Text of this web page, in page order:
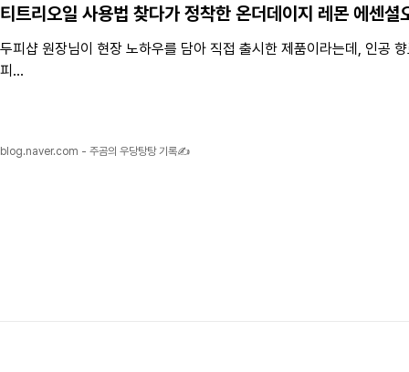
티트리 오일 사용법 찾다가 정착한 온더데이지 레몬 에센셜
두피샵 원장님이 현장 노하우를 담아 직접 출시한 제품이라는데, 인공
피...
blog.naver.com - 주곰의 우당탕탕 기록✍